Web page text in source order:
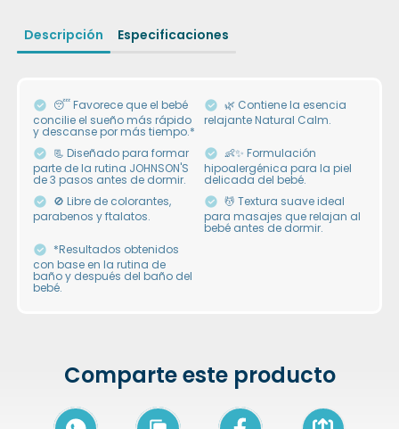
Descripción Especificaciones
😴 Favorece que el bebé
concilie el sueño más rápido
y descanse por más tiempo.*
🌿 Contiene la esencia
relajante Natural Calm.
📃 Diseñado para formar
parte de la rutina JOHNSON'S
de 3 pasos antes de dormir.
👶✨ Formulación
hipoalergénica para la piel
delicada del bebé.
🚫 Libre de colorantes,
parabenos y ftalatos.
💆 Textura suave ideal
para masajes que relajan al
bebé antes de dormir.
*Resultados obtenidos
con base en la rutina de
baño y después del baño del
bebé.
Comparte este producto